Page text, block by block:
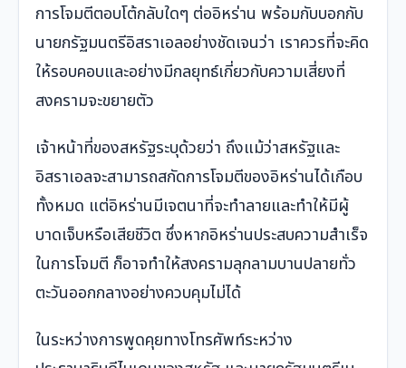
การโจมตีตอบโต้กลับใดๆ ต่ออิหร่าน พร้อมกับบอกกับ
นายกรัฐมนตรีอิสราเอลอย่างชัดเจนว่า เราควรที่จะคิด
ให้รอบคอบและอย่างมีกลยุทธ์เกี่ยวกับความเสี่ยงที่
สงครามจะขยายตัว
เจ้าหน้าที่ของสหรัฐระบุด้วยว่า ถึงแม้ว่าสหรัฐและ
อิสราเอลจะสามารถสกัดการโจมตีของอิหร่านได้เกือบ
ทั้งหมด แต่อิหร่านมีเจตนาที่จะทำลายและทำให้มีผู้
บาดเจ็บหรือเสียชีวิต ซึ่งหากอิหร่านประสบความสำเร็จ
ในการโจมตี ก็อาจทำให้สงครามลุกลามบานปลายทั่ว
ตะวันออกกลางอย่างควบคุมไม่ได้
ในระหว่างการพูดคุยทางโทรศัพท์ระหว่าง